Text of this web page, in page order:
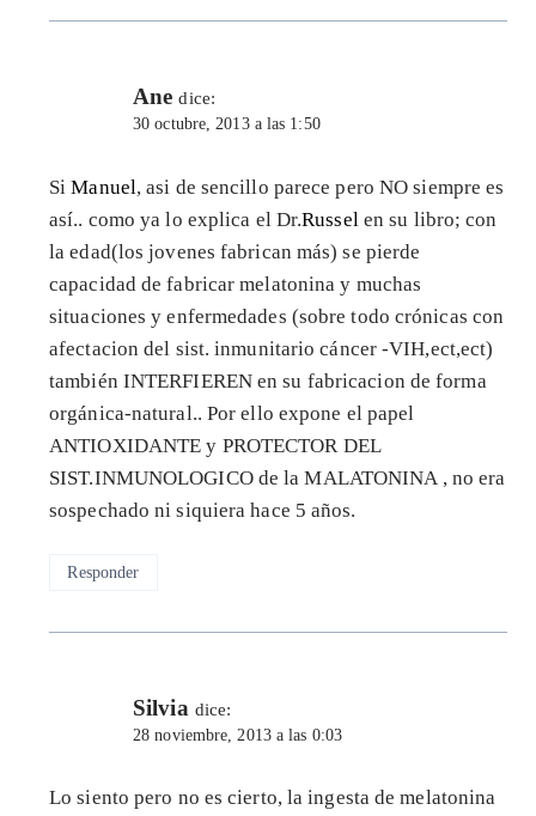
Ane dice:
30 octubre, 2013 a las 1:50
SiManuel, asi de sencillo parece pero NO siempre es
así.. como ya lo explica el Dr.Russel en su libro; con
la edad(los jovenes fabrican más) se pierde
capacidad de fabricar melatonina y muchas
situaciones y enfermedades (sobre todo crónicas con
afectacion del sist. inmunitario cáncer -VIH,ect,ect)
también INTERFIEREN en su fabricacion de forma
orgánica-natural.. Por ello expone el papel
ANTIOXIDANTE y PROTECTOR DEL
SIST.INMUNOLOGICO de la MALATONINA , no era
sospechado ni siquiera hace 5 años.
Responder
Silvia dice:
28 noviembre, 2013 a las 0:03
Lo siento pero no es cierto, la ingesta de melatonina